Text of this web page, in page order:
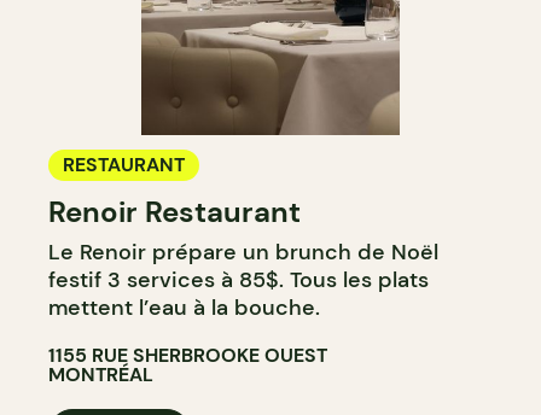
RESTAURANT
Renoir Restaurant
Le Renoir prépare un brunch de Noël
festif 3 services à 85$. Tous les plats
mettent l’eau à la bouche.
1155 RUE SHERBROOKE OUEST
MONTRÉAL